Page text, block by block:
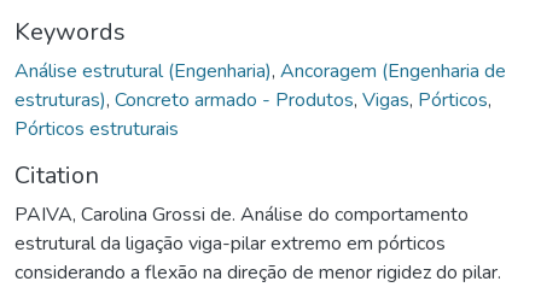
Keywords
Análise estrutural (Engenharia), Ancoragem (Engenharia de
estruturas), Concreto armado - Produtos, Vigas, Pórticos,
Pórticos estruturais
Citation
PAIVA, Carolina Grossi de. Análise do comportamento
estrutural da ligação viga-pilar extremo em pórticos
considerando a flexão na direção de menor rigidez do pilar.